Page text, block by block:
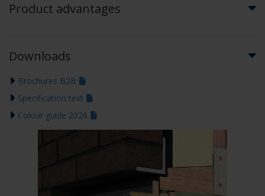
Product advantages
Downloads
Brochures B2B
Specification text
Colour guide 2026